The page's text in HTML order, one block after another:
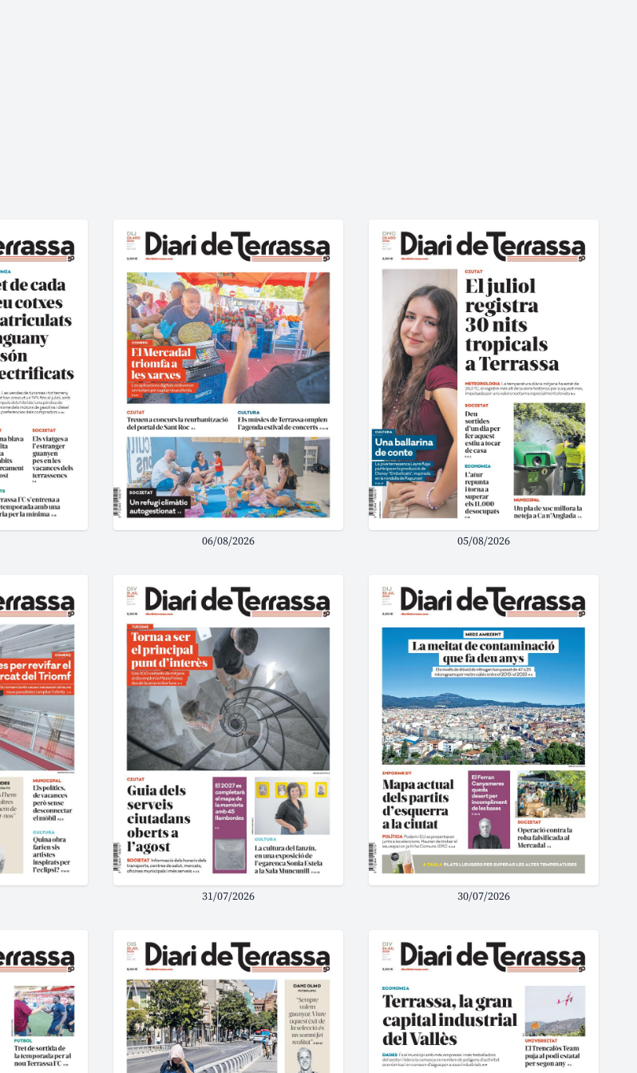
06/08/2026 05/08/2026
31/07/2026 30/07/2026